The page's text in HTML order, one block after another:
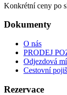
Konkrétní ceny po
Dokumenty
O nás
PRODEJ
Odjezdová
Cestovní
Rezervace